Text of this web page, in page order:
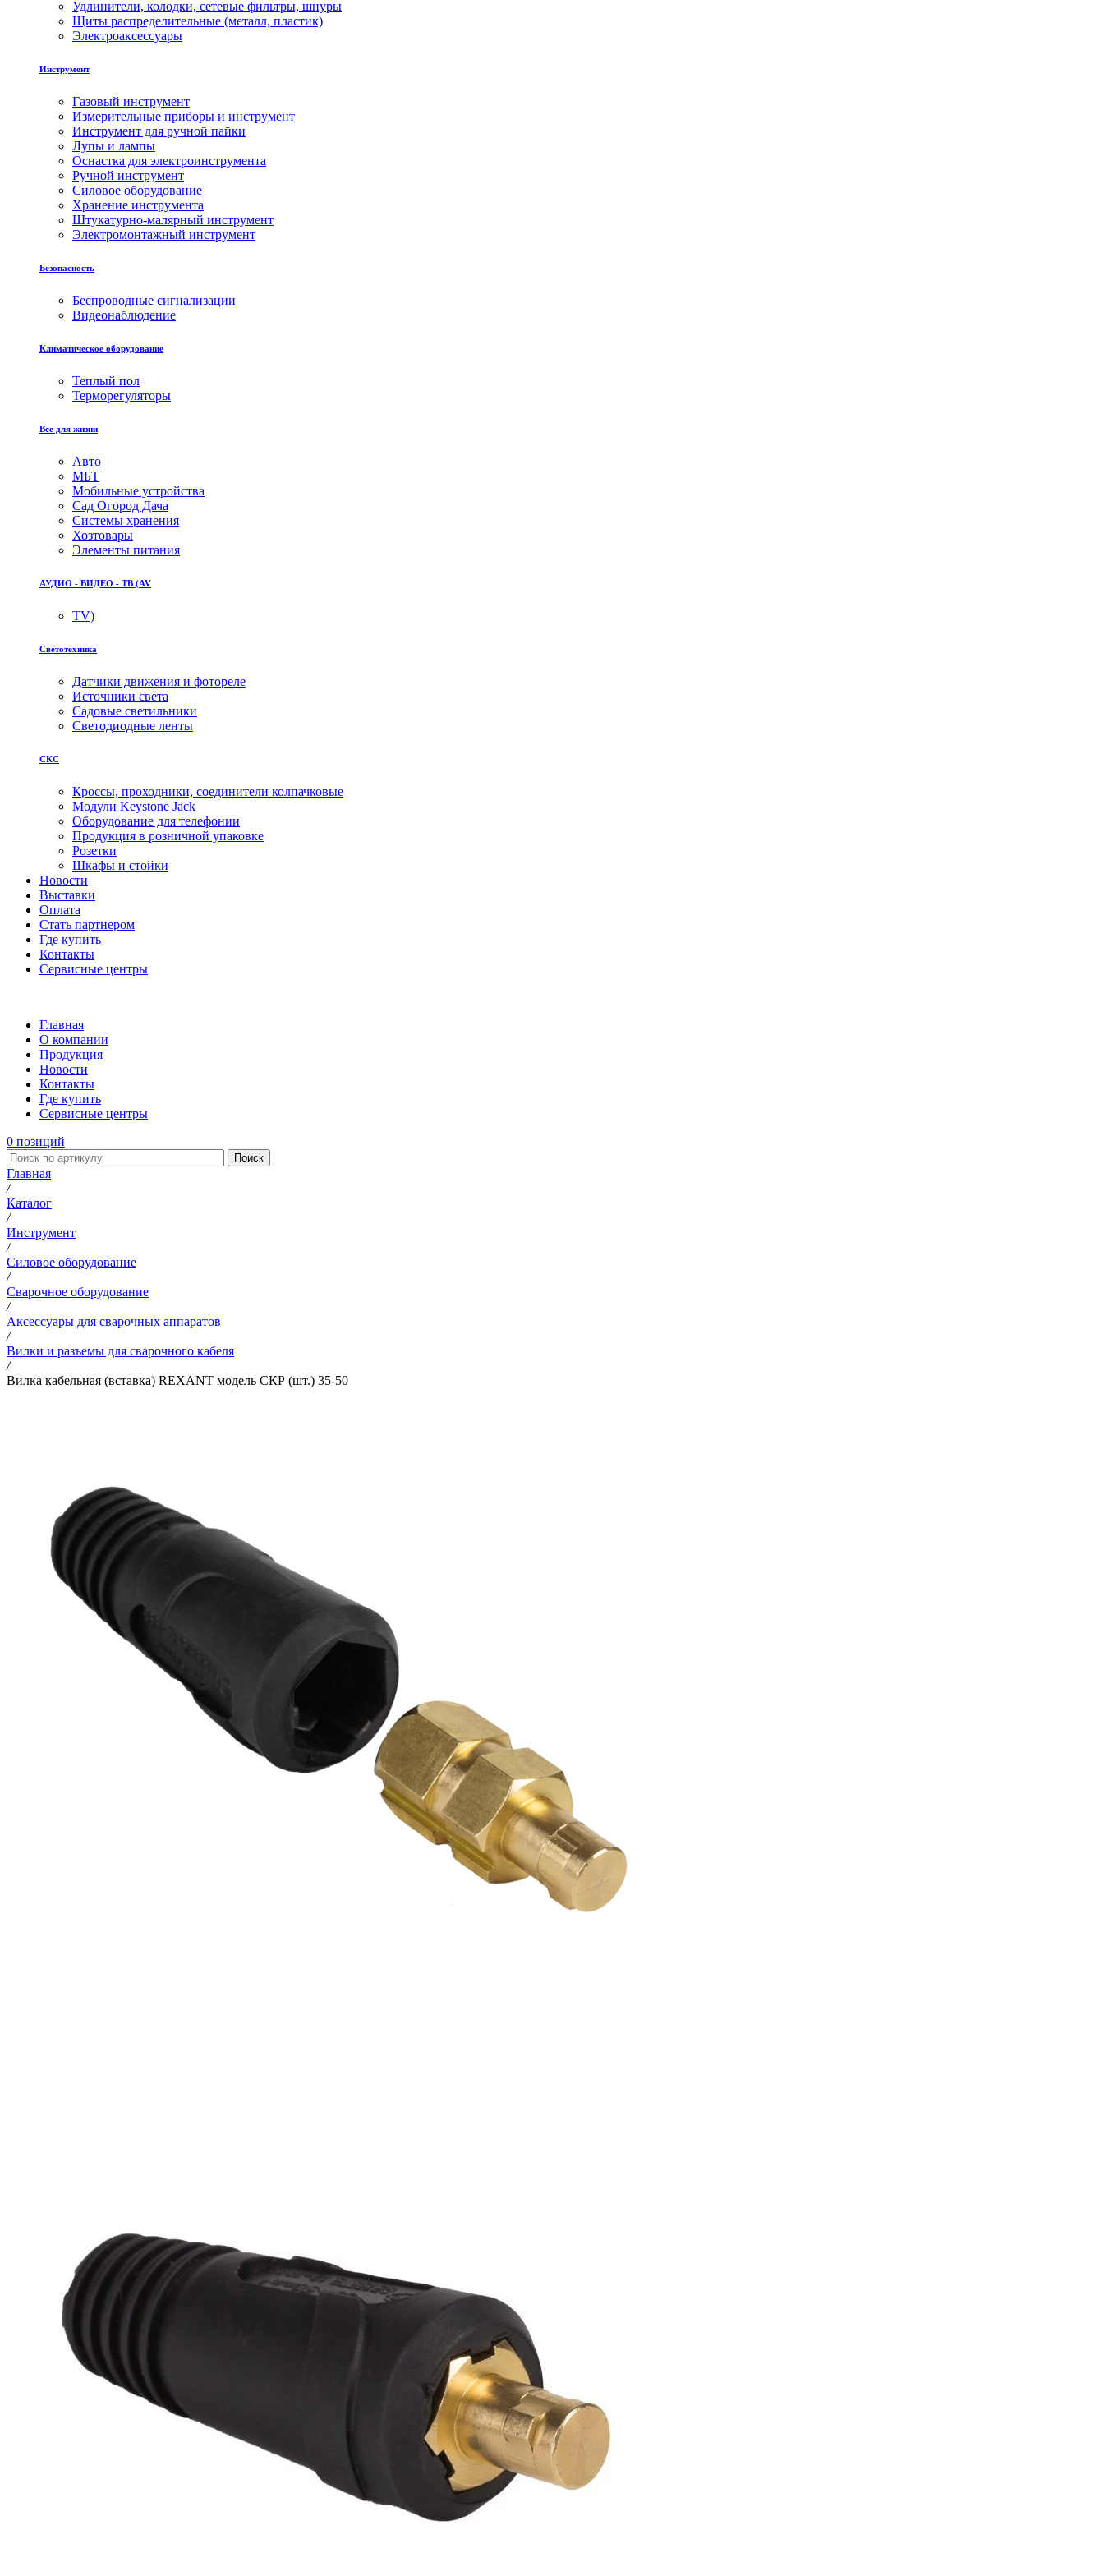
Удлинители, колодки, сетевые фильтры, шнуры
Щиты распределительные (металл, пластик)
Электроаксессуары
Инструмент
Газовый инструмент
Измерительные приборы и инструмент
Инструмент для ручной пайки
Лупы и лампы
Оснастка для электроинструмента
Ручной инструмент
Силовое оборудование
Хранение инструмента
Штукатурно-малярный инструмент
Электромонтажный инструмент
Безопасность
Беспроводные сигнализации
Видеонаблюдение
Климатическое оборудование
Теплый пол
Терморегуляторы
Все для жизни
Авто
МБТ
Мобильные устройства
Сад Огород Дача
Системы хранения
Хозтовары
Элементы питания
АУДИО - ВИДЕО - ТВ (AV
TV)
Светотехника
Датчики движения и фотореле
Источники света
Садовые светильники
Светодиодные ленты
СКС
Кроссы, проходники, соединители колпачковые
Модули Keystone Jack
Оборудование для телефонии
Продукция в розничной упаковке
Розетки
Шкафы и стойки
Новости
Выставки
Оплата
Стать партнером
Где купить
Контакты
Сервисные центры
Главная
О компании
Продукция
Новости
Контакты
Где купить
Сервисные центры
0 позиций
Поиск
Главная
/
Каталог
/
Инструмент
/
Силовое оборудование
/
Сварочное оборудование
/
Аксессуары для сварочных аппаратов
/
Вилки и разъемы для сварочного кабеля
/
Вилка кабельная (вставка) REXANT модель СКР (шт.) 35-50